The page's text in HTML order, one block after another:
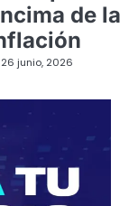
de la
26 junio, 2026